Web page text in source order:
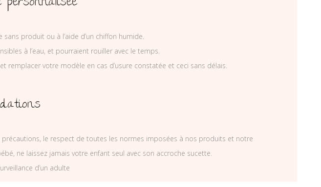
produit ou à l’aide d’un chiffon humide.
à l’eau, et pourraient rouiller avec le temps.
remplacer votre modèle en cas d’usure constatée et ceci sans délais.
le respect de toutes les normes imposées à nos produits et notre
ne laissez jamais votre enfant seul avec son accroche sucette.
d’un adulte